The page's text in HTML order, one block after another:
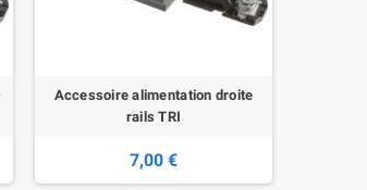
Accessoire alimentation droite
rails TRI
7,00 €